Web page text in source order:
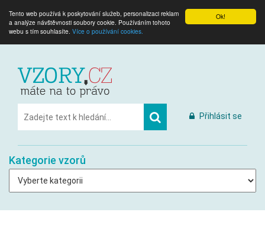
Ok!
Tento web používá k poskytování služeb, personalizaci reklam
a analýze návštěvnosti soubory cookie. Používáním tohoto
webu s tím souhlasíte. Více o používání cookies.
Přihlásit se
Kategorie vzorů